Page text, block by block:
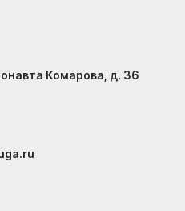
Комарова, д. 36